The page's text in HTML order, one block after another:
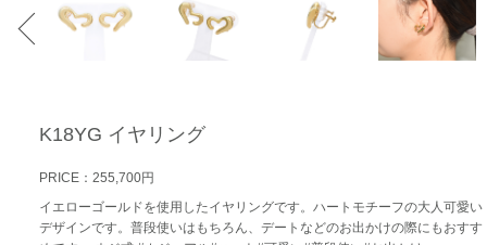
K18YG イヤリング
PRICE：255,700円
イエローゴールドを使用したイヤリングです。ハートモチーフの大人可愛い
デザインです。普段使いはもちろん、デートなどのお出かけの際にもおすす